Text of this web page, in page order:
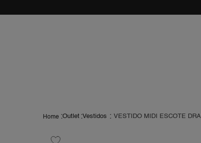
vamos a
Outlet Vestidos VESTIDO MIDI ESCOTE